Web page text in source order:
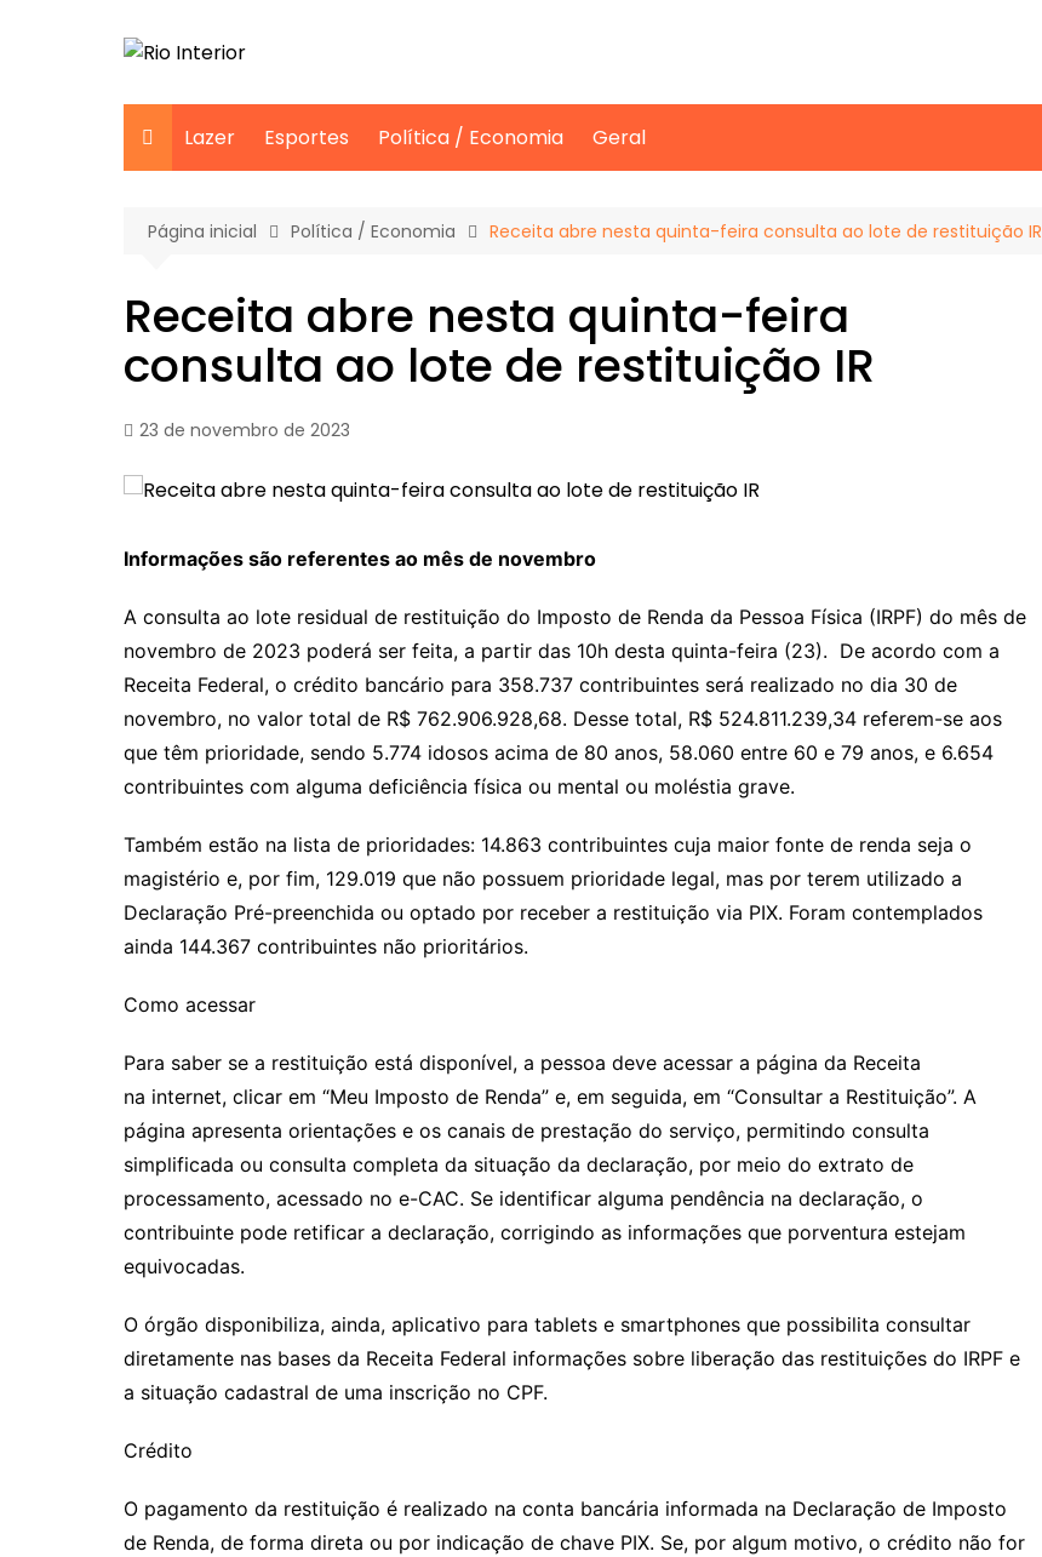
Lazer
Esportes Política / Economia Geral
Página inicial Política / Economia Receita abre nesta quinta-feira consulta ao lote de restituição IR
Receita abre nesta quinta-feira
consulta ao lote de restituição IR
23 de novembro de 2023
Informações são referentes ao mês de novembro
A consulta ao lote residual de restituição do Imposto de Renda da Pessoa Física (IRPF) do mês de
novembro de 2023 poderá ser feita, a partir das 10h desta quinta-feira (23). De acordo com a
Receita Federal, o crédito bancário para 358.737 contribuintes será realizado no dia 30 de
novembro, no valor total de R$ 762.906.928,68. Desse total, R$ 524.811.239,34 referem-se aos
que têm prioridade, sendo 5.774 idosos acima de 80 anos, 58.060 entre 60 e 79 anos, e 6.654
contribuintes com alguma deficiência física ou mental ou moléstia grave.
Também estão na lista de prioridades: 14.863 contribuintes cuja maior fonte de renda seja o
magistério e, por fim, 129.019 que não possuem prioridade legal, mas por terem utilizado a
Declaração Pré-preenchida ou optado por receber a restituição via PIX. Foram contemplados
ainda 144.367 contribuintes não prioritários.
Como acessar
Para saber se a restituição está disponível, a pessoa deve acessar a página da Receita
na internet, clicar em “Meu Imposto de Renda” e, em seguida, em “Consultar a Restituição”. A
página apresenta orientações e os canais de prestação do serviço, permitindo consulta
simplificada ou consulta completa da situação da declaração, por meio do extrato de
processamento, acessado no e-CAC. Se identificar alguma pendência na declaração, o
contribuinte pode retificar a declaração, corrigindo as informações que porventura estejam
equivocadas.
O órgão disponibiliza, ainda, aplicativo para tablets e smartphones que possibilita consultar
diretamente nas bases da Receita Federal informações sobre liberação das restituições do IRPF e
a situação cadastral de uma inscrição no CPF.
Crédito
O pagamento da restituição é realizado na conta bancária informada na Declaração de Imposto
de Renda, de forma direta ou por indicação de chave PIX. Se, por algum motivo, o crédito não for